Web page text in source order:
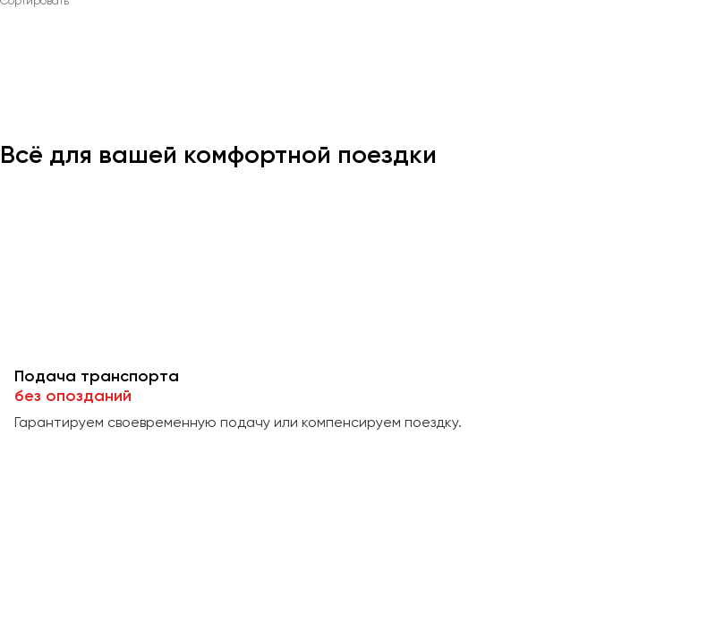
Всё для вашей комфортной поездки
Подача транспорта
без опозданий
Гарантируем своевременную подачу или компенсируем поездку.